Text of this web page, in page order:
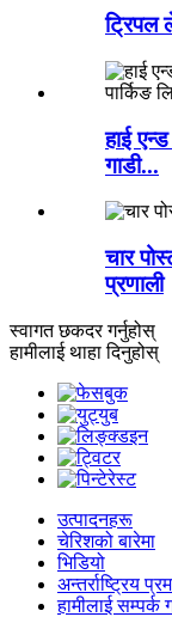
ट्रिपल
हाई
गाडी...
चार
प्रणाली
स्वागत छकदर गर्नुहोस्
हामीलाई थाहा दिनुहोस्
उत्पादनहरू
चेरिशको बारेमा
भिडियो
अन्तर्राष्ट्रिय
हामीलाई सम्पर्क